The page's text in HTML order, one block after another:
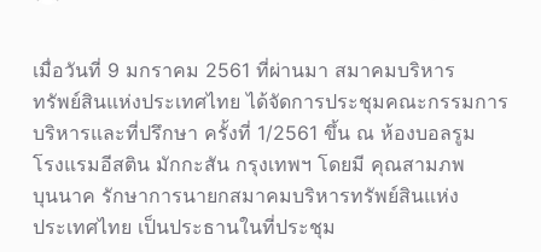
เมื่อวันที่ 9 มกราคม 2561 ที่ผ่านมา สมาคมบริหาร
ทรัพย์สินแห่งประเทศไทย ได้จัดการประชุมคณะกรรมการ
บริหารและที่ปรึกษา ครั้งที่ 1/2561 ขึ้น ณ ห้องบอลรูม
โรงแรมอีสติน มักกะสัน กรุงเทพฯ โดยมี คุณสามภพ
บุนนาค รักษาการนายกสมาคมบริหารทรัพย์สินแห่ง
ประเทศไทย เป็นประธานในที่ประชุม